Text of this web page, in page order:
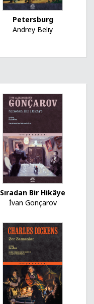
Petersburg
Andrey Belıy
Sıradan Bir Hikâye
İvan Gonçarov